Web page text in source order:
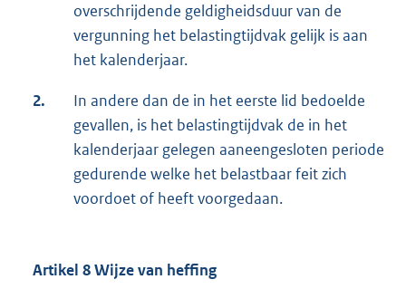
overschrijdende geldigheidsduur van de
vergunning het belastingtijdvak gelijk is aan
het kalenderjaar.
2.
In andere dan de in het eerste lid bedoelde
gevallen, is het belastingtijdvak de in het
kalenderjaar gelegen aaneengesloten periode
gedurende welke het belastbaar feit zich
voordoet of heeft voorgedaan.
Artikel 8 Wijze van heffing